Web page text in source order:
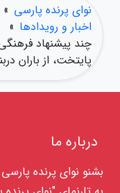
نوای پرنده پارسی »
اخبار و رویدادها »
چند پیشنهاد
پایتخت، از باران
درباره ما
بشنو نوای پرنده پارسی